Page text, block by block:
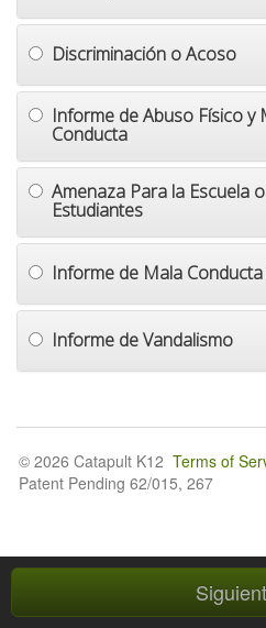
Discriminación o Acoso
Informe de Abuso Físico y
Conducta
Amenaza Para la Escuela
Estudiantes
Informe de Mala
Informe de Vandalismo
© 2026 Catapult K12 Terms of
Patent Pending 62/015, 267